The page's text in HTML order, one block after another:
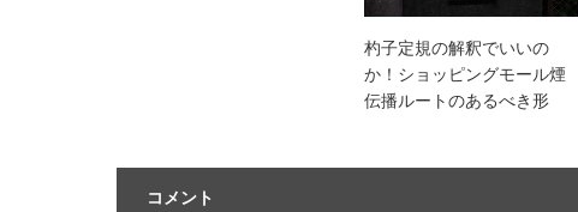
杓子定規の解釈でいいの
か！ショッピングモール煙
伝播ルートのあるべき形
コメント